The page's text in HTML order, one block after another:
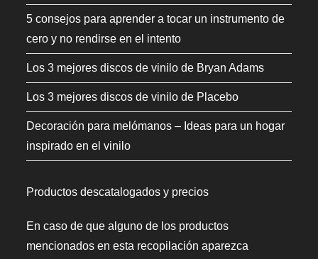
5 consejos para aprender a tocar un instrumento de
cero y no rendirse en el intento
Los 3 mejores discos de vinilo de Bryan Adams
Los 3 mejores discos de vinilo de Placebo
Decoración para melómanos – Ideas para un hogar
inspirado en el vinilo
Productos descatalogados y precios
En caso de que alguno de los productos
mencionados en esta recopilación aparezca